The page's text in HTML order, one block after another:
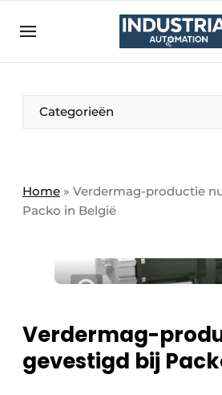
Aanmelden
Bedrijven
Bedrijven
Direct contact
Eigen content aanleveren
Home
Nieuwsbrief
Podcasts
Privacy / Cookie statement
Categorieën
Home » Verdermag-productie
Packo in België
Verdermag-
gevestigd bij